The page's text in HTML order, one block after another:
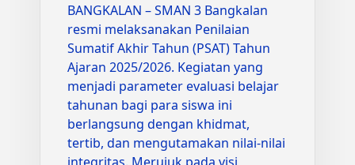
BANGKALAN – SMAN 3 Bangkalan
resmi melaksanakan Penilaian
Sumatif Akhir Tahun (PSAT) Tahun
Ajaran 2025/2026. Kegiatan yang
menjadi parameter evaluasi belajar
tahunan bagi para siswa ini
berlangsung dengan khidmat,
tertib, dan mengutamakan nilai-nilai